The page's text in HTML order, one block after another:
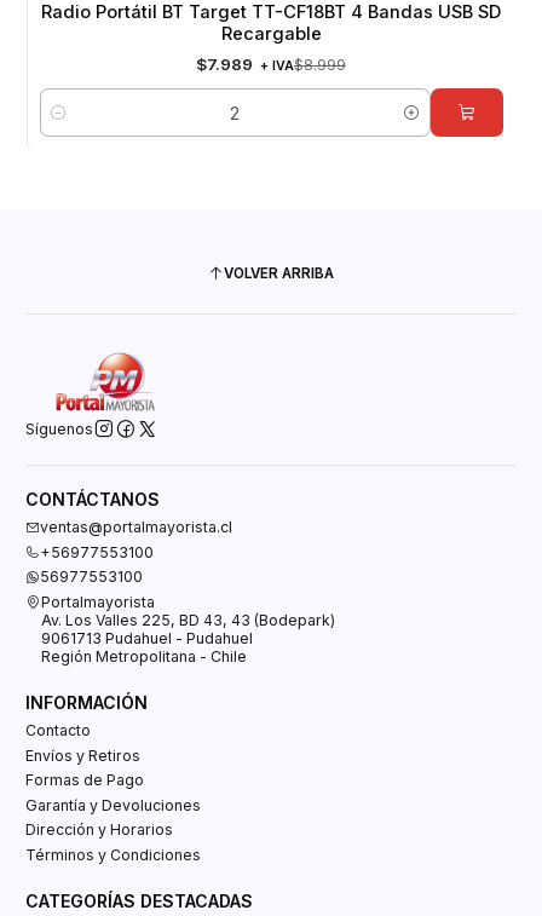
Radio Portátil BT Target TT-CF18BT 4 Bandas USB SD
Recargable
$7.989 + IVA$8.999
Cantidad
VOLVER ARRIBA
Síguenos
CONTÁCTANOS
ventas@portalmayorista.cl
+56977553100
56977553100
Portalmayorista
Av. Los Valles 225, BD 43, 43 (Bodepark)
9061713 Pudahuel - Pudahuel
Región Metropolitana - Chile
INFORMACIÓN
Contacto
Envíos y Retiros
Formas de Pago
Garantía y Devoluciones
Dirección y Horarios
Términos y Condiciones
CATEGORÍAS DESTACADAS